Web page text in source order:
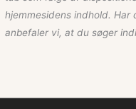
hjemmesidens indhold. Har
anbefaler vi, at du søger